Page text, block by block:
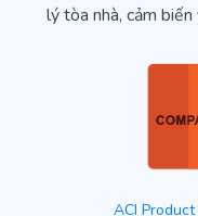
lý tòa nhà, cảm
ACI